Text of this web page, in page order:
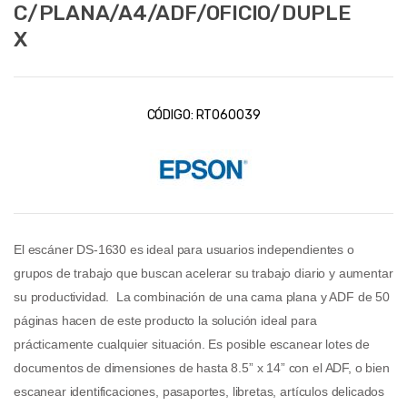
C/PLANA/A4/ADF/OFICIO/DUPLE
X
CÓDIGO: RT060039
El escáner DS-1630 es ideal para usuarios independientes o
grupos de trabajo que buscan acelerar su trabajo diario y aumentar
su productividad. La combinación de una cama plana y ADF de 50
páginas hacen de este producto la solución ideal para
prácticamente cualquier situación. Es posible escanear lotes de
documentos de dimensiones de hasta 8.5” x 14” con el ADF, o bien
escanear identificaciones, pasaportes, libretas, artículos delicados